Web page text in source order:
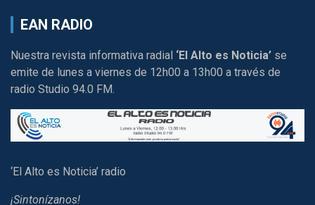
EAN RADIO
Nuestra revista informativa radial ‘El Alto es Noticia’ se
emite de lunes a viernes de 12h00 a 13h00 a través de
radio Studio 94.0 FM.
‘El Alto es Noticia’ radio
¡Sintonízanos!